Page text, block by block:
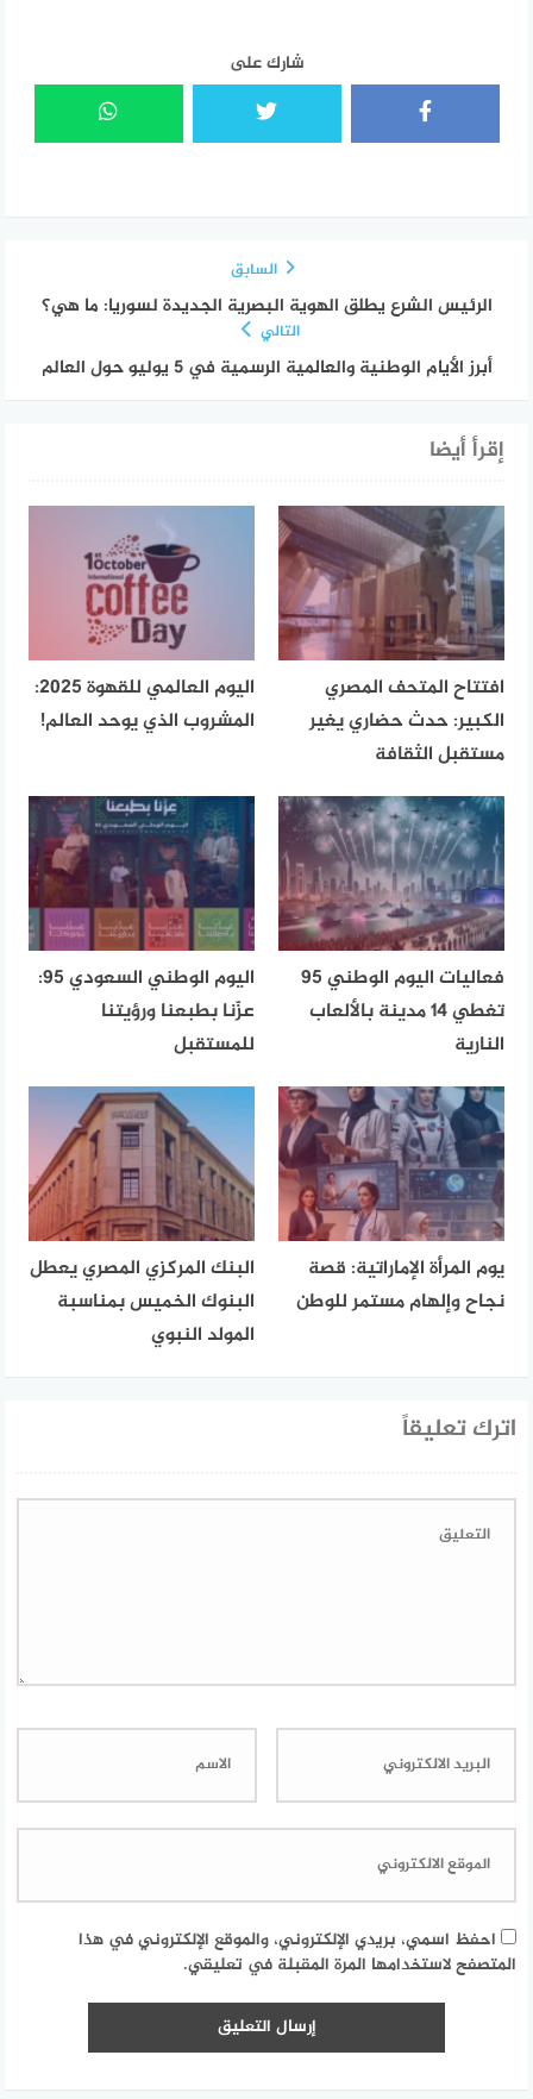
شارك على
السابق
الرئيس الشرع يطلق الهوية البصرية الجديدة لسوريا: ما هي؟
التالي
أبرز الأيام الوطنية والعالمية الرسمية في 5 يوليو حول العالم
إقرأ أيضا
افتتاح المتحف المصري
الكبير: حدث حضاري يغير
مستقبل الثقافة
اليوم العالمي للقهوة 2025:
المشروب الذي يوحد العالم!
فعاليات اليوم الوطني 95
تغطي 14 مدينة بالألعاب
النارية
اليوم الوطني السعودي 95:
عزّنا بطبعنا ورؤيتنا
للمستقبل
يوم المرأة الإماراتية: قصة
نجاح وإلهام مستمر للوطن
البنك المركزي المصري يعطل
البنوك الخميس بمناسبة
المولد النبوي
اترك تعليقاً
احفظ اسمي، بريدي الإلكتروني، والموقع الإلكتروني في هذا
المتصفح لاستخدامها المرة المقبلة في تعليقي.